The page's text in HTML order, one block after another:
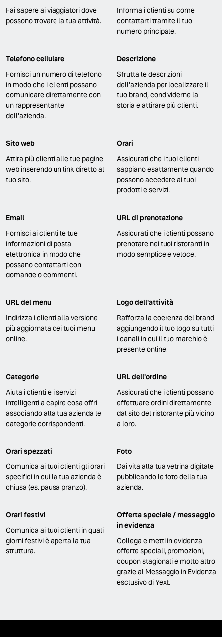
Fai sapere ai viaggiatori dove
possono trovare la tua attività.
Informa i clienti su come
contattarti tramite il tuo
numero principale.
Telefono cellulare
Fornisci un numero di telefono
in modo che i clienti possano
comunicare direttamente con
un rappresentante
dell'azienda.
Descrizione
Sfrutta le descrizioni
dell'azienda per localizzare il
tuo brand, condividerne la
storia e attirare più clienti.
Sito web
Attira più clienti alle tue pagine
web inserendo un link diretto al
tuo sito.
Orari
Assicurati che i tuoi clienti
sappiano esattamente quando
possono accedere ai tuoi
prodotti e servizi.
Email
Fornisci ai clienti le tue
informazioni di posta
elettronica in modo che
possano contattarti con
domande o commenti.
URL di prenotazione
Assicurati che i clienti possano
prenotare nei tuoi ristoranti in
modo semplice e veloce.
URL del menu
Indirizza i clienti alla versione
più aggiornata dei tuoi menu
online.
Logo dell'attività
Rafforza la coerenza del brand
aggiungendo il tuo logo su tutti
i canali in cui il tuo marchio è
presente online.
Categorie
Aiuta i clienti e i servizi
intelligenti a capire cosa offri
associando alla tua azienda le
categorie corrispondenti.
URL dell'ordine
Assicurati che i clienti possano
effettuare ordini direttamente
dal sito del ristorante più vicino
a loro.
Orari spezzati
Comunica ai tuoi clienti gli orari
specifici in cui la tua azienda è
chiusa (es. pausa pranzo).
Foto
Dai vita alla tua vetrina digitale
pubblicando le foto della tua
azienda.
Orari festivi
Comunica ai tuoi clienti in quali
giorni festivi è aperta la tua
struttura.
Offerta speciale / messaggio
in evidenza
Collega e metti in evidenza
offerte speciali, promozioni,
coupon stagionali e molto altro
grazie al Messaggio in Evidenza
esclusivo di Yext.